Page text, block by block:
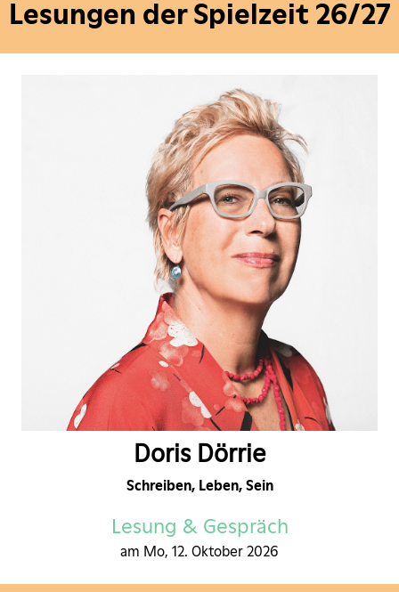
Lesungen der Spielzeit 26/27
Doris Dörrie
Schreiben, Leben, Sein
Lesung & Gespräch
am Mo, 12. Oktober 2026